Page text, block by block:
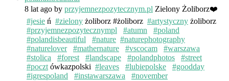
8 lat ago by przyjemnezpozytecznym.pl Zielony Żoliborz❤️
#jesie ń #zielony żoliborz #żoliborz #artystyczny żoliborz
#przyjemnezpozytecznympl
#atumn
#poland
#polandisbeautiful
#nature #naturephotography
#naturelover
#mathernature #vscocam
#warszawa
#stolica
#forest #landscape #polandphotos
#street
#poczt ówkazpolski #leaves #lubiepolske
#goodday
#igrespoland
#instawarszawa #november